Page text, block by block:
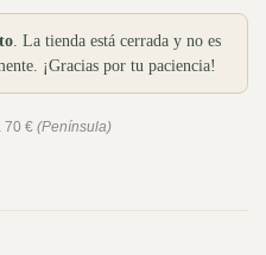
. La tienda está cerrada y no es
¡Gracias por tu paciencia!
70 € (Península)